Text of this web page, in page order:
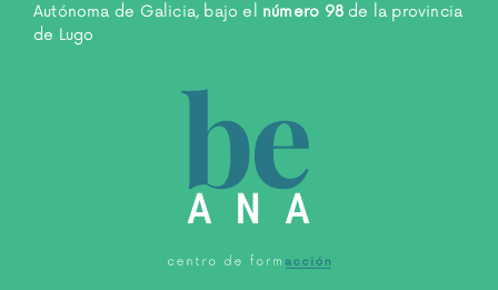
Autónoma de Galicia, bajo el número 98de la provincia
de Lugo